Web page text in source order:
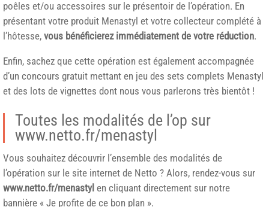
poêles et/ou accessoires sur le présentoir de l’opération. En
présentant votre produit Menastyl et votre collecteur complété à
l’hôtesse, vous bénéficierez immédiatement de votre réduction.
Enfin, sachez que cette opération est également accompagnée
d’un concours gratuit mettant en jeu des sets complets Menastyl
et des lots de vignettes dont nous vous parlerons très bientôt !
Toutes les modalités de l’op sur
www.netto.fr/menastyl
Vous souhaitez découvrir l’ensemble des modalités de
l’opération sur le site internet de Netto ? Alors, rendez-vous sur
www.netto.fr/menastyl en cliquant directement sur notre
bannière « Je profite de ce bon plan ».